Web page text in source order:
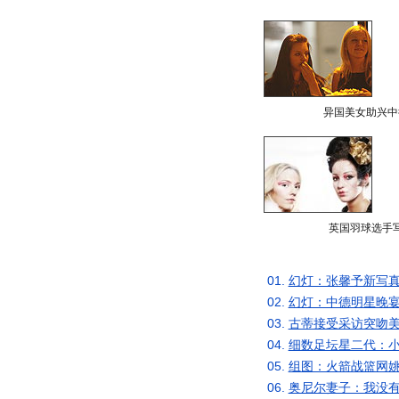
异国美女助兴
英国羽球选手
01. 幻灯：张馨予新写
02. 幻灯：中德明星晚
03. 古蒂接受采访突吻
04. 细数足坛星二代：
05. 组图：火箭战篮网
06. 奥尼尔妻子：我没